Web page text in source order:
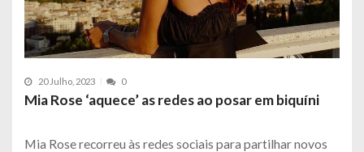
20 Julho, 2023 0
Mia Rose ‘aquece’ as redes ao posar em biquíni
Mia Rose recorreu às redes sociais para partilhar novos